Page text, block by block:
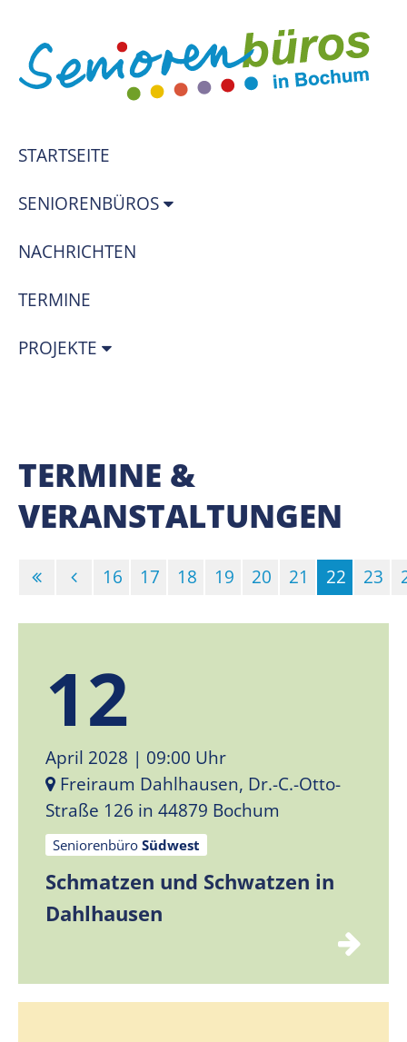
STARTSEITE
SENIORENBÜROS
NACHRICHTEN
TERMINE
PROJEKTE
TERMINE &
VERANSTALTUNGEN
16 17 18 19 20 21
22
23
12
April 2028 | 09:00 Uhr
Freiraum Dahlhausen, Dr.-C.-Otto-
Straße 126 in 44879 Bochum
Seniorenbüro Südwest
Schmatzen und Schwatzen in
Dahlhausen